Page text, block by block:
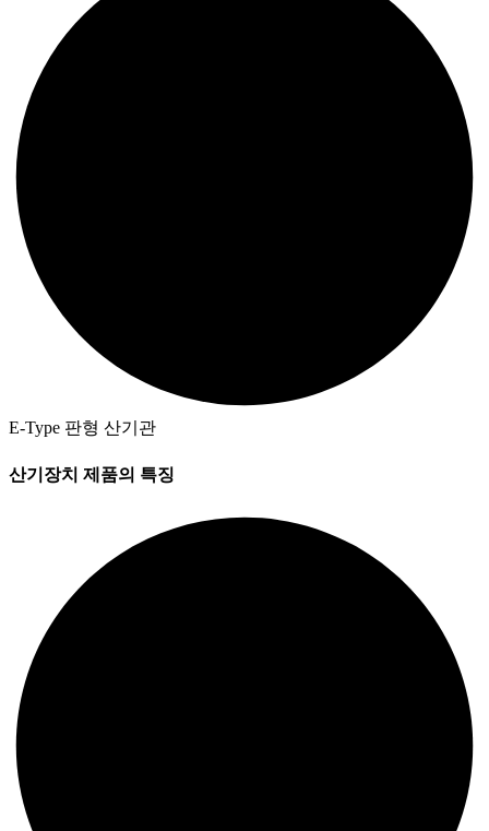
E-Type 판형 산기관
산기장치 제품의 특징